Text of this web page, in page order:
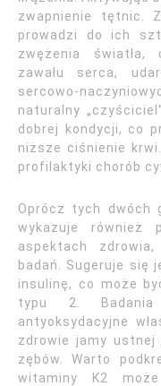
zwapnienie tętnic.
prowadzi do ich
zwężenia
zawału serca,
sercowo-
naturalny
dobrej kondycji, co
niższe ciśnienie
profilaktyki chorób
Oprócz tych dwóch
wykazuje również
aspektach
badań. Sugeruje się
insulinę, co może
typu 2.
antyoksydacyjne
zdrowie jamy ustnej
zębów. Warto
witaminy K2